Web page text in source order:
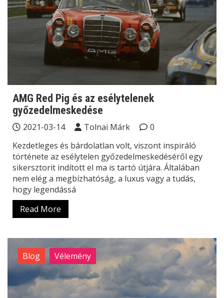
AMG Red Pig és az esélytelenek
győzedelmeskedése
2021-03-14 Tolnai Márk
0
Kezdetleges és bárdolatlan volt, viszont inspiráló
története az esélytelen győzedelmeskedéséről egy
sikersztorit indított el ma is tartó útjára. Általában
nem elég a megbízhatóság, a luxus vagy a tudás,
hogy legendássá
Read More
Blog Vélemény